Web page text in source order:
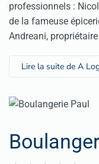
professionnels :
de la fameuse
Andreani,
Lire la suite de A